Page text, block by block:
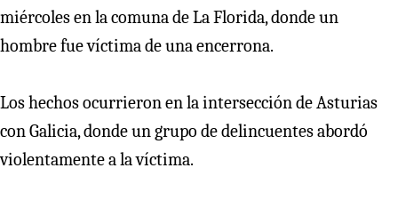
miércoles en la comuna de La Florida, donde un
hombre fue víctima de una encerrona.
Los hechos ocurrieron en la intersección de Asturias
con Galicia, donde un grupo de delincuentes abordó
violentamente a la víctima.